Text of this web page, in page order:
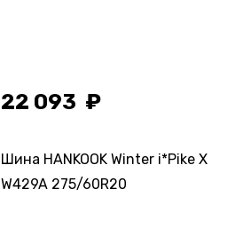
22 093
Шина HANKOOK Winter i*Pike X
W429A 275/60R20